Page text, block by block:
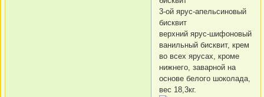
3-ой ярус-апельсиновый
бисквит
верхний ярус-шифоновый
ванильный бисквит, крем
во всех ярусах, кроме
нижнего, заварной на
основе белого шоколада,
вес 18,3кг.